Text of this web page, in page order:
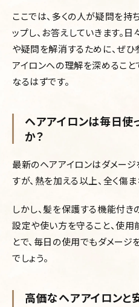
ここでは、多くの人が疑問を持
ップし、お答えしていきます。
や疑問を解消するために、ぜひ
アイロンへの理解を深めること
なるはずです。
ヘアアイロンは毎日使
か？
最新のヘアアイロンはダメー
すが、熱を加える以上、全く傷
しかし、髪を保護する機能付
設定や使い方を守ること、使
とで、毎日の使用でもダメー
でしょう。
高価なヘアアイロンと